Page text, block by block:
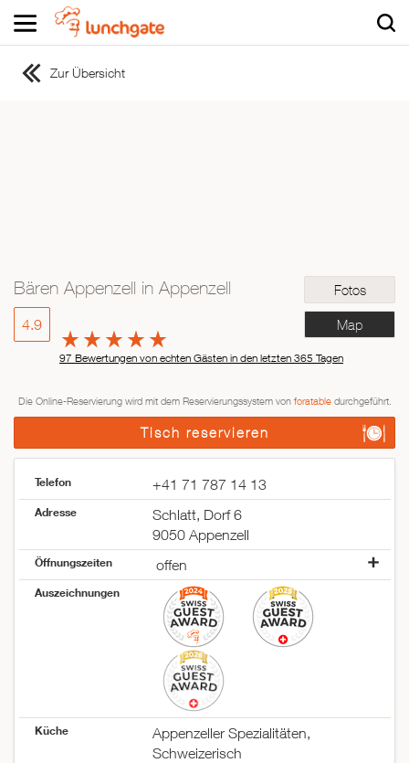
ZUR STARTSEITE
Mexikanisch
Spanisch
Zur Übersicht
Fotos
Map
Bären Appenzell in Appenzell
4.9
97 Bewertungen von echten Gästen in den letzten 365 Tagen
Die Online-Reservierung wird mit dem Reservierungssystem von foratabledurchgeführt.
Tisch reservieren
Telefon +41 71 787 14 13
Adresse
Schlatt, Dorf 6
9050 Appenzell
Öffnungszeiten
offen
Montag
offen
geschlossen
geschlossen
offen
offen
offen
offen
Auszeichnungen
Küche
Appenzeller Spezialitäten,
Schweizerisch